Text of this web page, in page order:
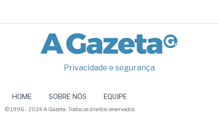
Privacidade e segurança
HOME SOBRE NÓS EQUIPE
© 1996 - 2024 A Gazeta. Todos os direitos reservados